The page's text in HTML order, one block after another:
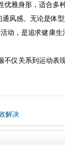
雅身形，适合多
风感。无论是体
，是追求健康
仅关系到运动表
解决